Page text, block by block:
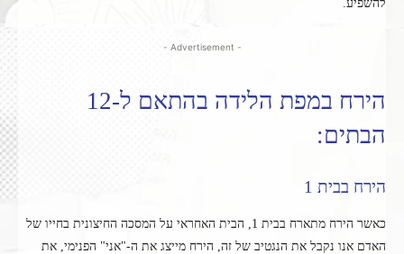
להשפיע.
- Advertisement -
הירח במפת הלידה בהתאם ל-12
הבתים:
הירח בבית 1
כאשר הירח מתארח בבית 1, הבית האחראי על המסכה החיצונית בחייו של
האדם אנו נקבל את הנגטיב של זה, הירח מייצג את ה-"אני" הפנימי, את